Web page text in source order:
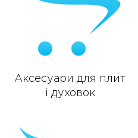
Аксесуари для плит
і духовок